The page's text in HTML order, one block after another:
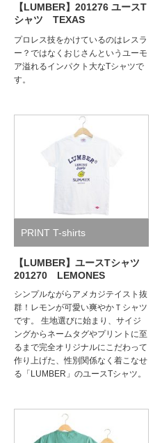
【LUMBER】201276 ユースT
シャツ TEXAS
プロレス技をかけているのはレスラ
ー？ではなくおじさんというユーモ
ア溢れるインパクト大なTシャツで
す。
PRINT T-shirts
【LUMBER】ユースTシャツ
201270 LEMONES
シンプルながらアメカジテイスト抜
群！レモンが可愛い爽やかＴシャツ
です。 生地選びに始まり、サイジ
ングからネームタグやプリントに至
るまで完全オリジナルにこだわって
作り上げた、性別関係なく着こなせ
る「LUMBER」のユースTシャツ。